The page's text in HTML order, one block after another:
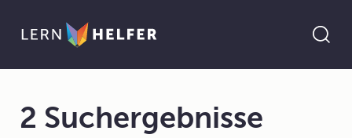
2 Suchergebnisse